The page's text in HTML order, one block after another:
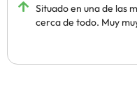
Situado en una de las
cerca de todo. Muy